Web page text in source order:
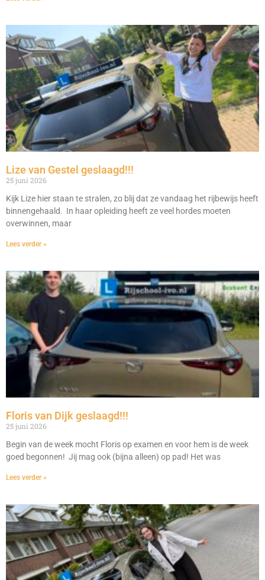
Lize van Gestel geslaagd!!!
25 juni 2026
Kijk Lize hier staan te stralen, zo blij dat ze vandaag het rijbewijs heeft
binnengehaald. In haar opleiding heeft ze veel hordes moeten
overwinnen, maar
Lees verder »
Floris van Dijk geslaagd!!!
25 juni 2026
Begin van de week mocht Floris op examen en voor hem is de week
goed begonnen! Jij mag ook (bijna alleen) op pad! Het was
Lees verder »